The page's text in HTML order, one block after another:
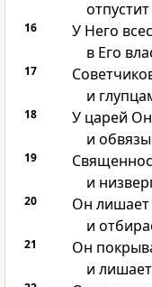
16
У Него
в Его
17
и
18
У царей
и
19
и
20
Он лишает
и
21
Он
и